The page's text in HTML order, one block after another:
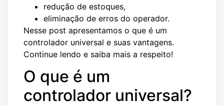
redução de estoques,
eliminação de erros do operador.
Nesse post apresentamos o que é um
controlador universal e suas vantagens.
Continue lendo e saiba mais a respeito!
O que é um
controlador universal?